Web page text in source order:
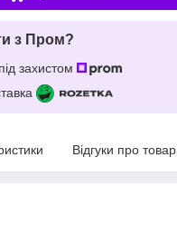
з Пром?
захистом
Відгуки про товар